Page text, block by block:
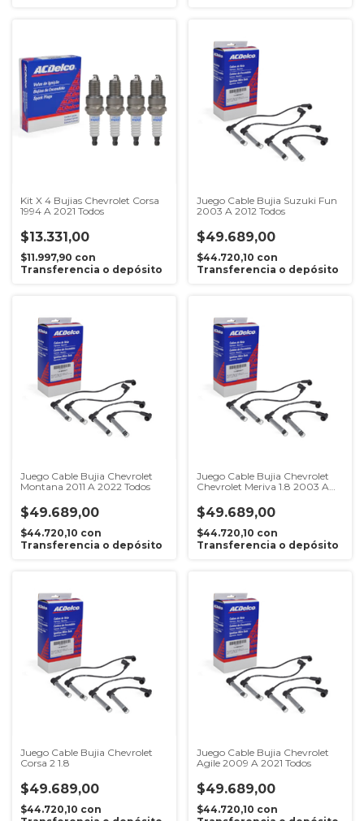
Kit X 4 Bujias Chevrolet Corsa
1994 A 2021 Todos
$13.331,00
$11.997,90 con
Transferencia o depósito
Juego Cable Bujia Suzuki Fun
2003 A 2012 Todos
$49.689,00
$44.720,10 con
Transferencia o depósito
Juego Cable Bujia Chevrolet
Montana 2011 A 2022 Todos
$49.689,00
$44.720,10 con
Transferencia o depósito
Juego Cable Bujia Chevrolet
Chevrolet Meriva 1.8 2003 A
$49.689,00
$44.720,10 con
Transferencia o depósito
Juego Cable Bujia Chevrolet
Corsa 2 1.8
$49.689,00
$44.720,10 con
Juego Cable Bujia Chevrolet
Agile 2009 A 2021 Todos
$49.689,00
$44.720,10 con